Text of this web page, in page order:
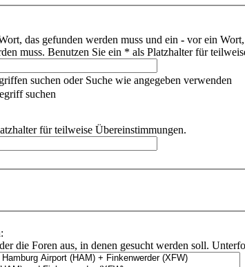
das gefunden werden muss und ein - vor ein
muss. Benutzen Sie ein * als Platzhalter für
suchen oder Suche wie angegeben verwenden
suchen
für teilweise Übereinstimmungen.
die Foren aus, in denen gesucht werden soll.